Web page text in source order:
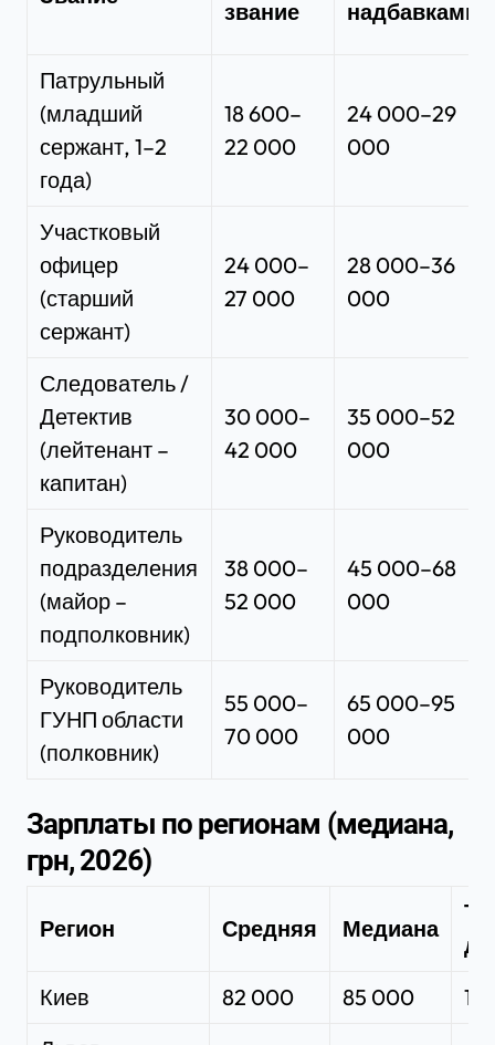
звание надбавками
Патрульный
(младший
сержант, 1–2
года)
18 600–
22 000
24 000–29
000
Участковый
офицер
(старший
сержант)
24 000–
27 000
28 000–36
000
Следователь /
Детектив
(лейтенант –
капитан)
30 000–
42 000
35 000–52
000
Руководитель
подразделения
(майор –
подполковник)
38 000–
52 000
45 000–68
000
Руководитель
ГУНП области
(полковник)
55 000–
70 000
65 000–95
000
Зарплаты по регионам (медиана,
грн, 2026)
Регион Средняя Медиана
Киев
82 000 85 000